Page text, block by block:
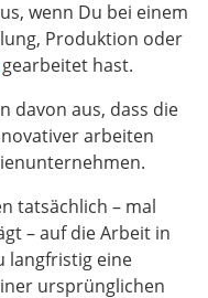
wenn Du bei einem
Produktion oder
gearbeitet hast.
davon aus, dass die
arbeiten
tatsächlich – mal
– auf die Arbeit in
langfristig eine
ursprünglichen